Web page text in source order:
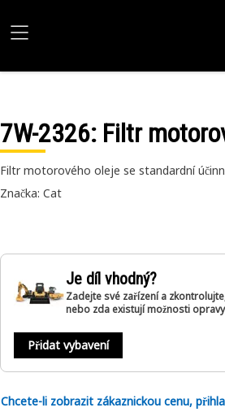
7W-2326: Filtr
Filtr motorového oleje se standardní
Značka: Cat
Je díl vhodný?
Zadejte své zařízení a
nebo zda existují možnosti
Přidat vybavení
Chcete-li zobrazit zákaznickou cenu,